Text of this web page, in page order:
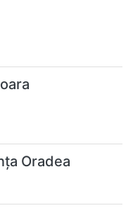
Oradea